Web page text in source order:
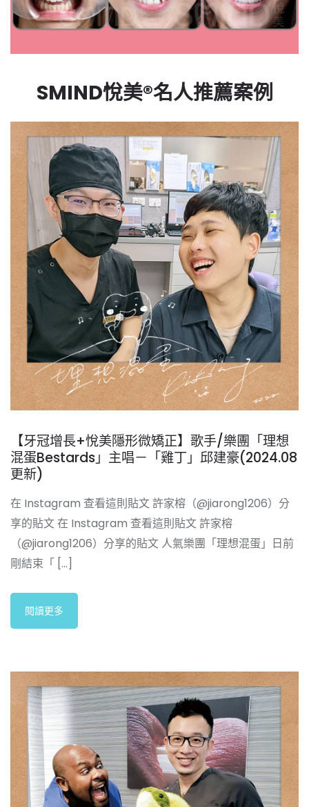
SMIND悅美®名人推薦案例
【牙冠增長+悅美隱形微矯正】歌手/樂團「理想
混蛋Bestards」主唱－「雞丁」邱建豪(2024.08
更新)
在 Instagram 查看這則貼文 許家榕（@jiarong1206）分
享的貼文 在 Instagram 查看這則貼文 許家榕
（@jiarong1206）分享的貼文 人氣樂團「理想混蛋」日前
剛結束「 [...]
閱讀更多